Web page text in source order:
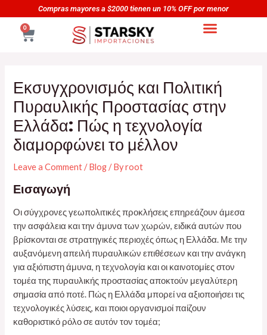
to
content
Compras mayores a $2000 tienen un 10% OFF por menor
0
CART
Εκσυγχρονισμός και Πολιτική
Πυραυλικής Προστασίας στην
Ελλάδα: Πώς η τεχνολογία
διαμορφώνει το μέλλον
Leave a Comment /Blog/ Byroot
Εισαγωγή
Οι σύγχρονες γεωπολιτικές προκλήσεις επηρεάζουν άμεσα
την ασφάλεια και την άμυνα των χωρών, ειδικά αυτών που
βρίσκονται σε στρατηγικές περιοχές όπως η Ελλάδα. Με την
αυξανόμενη απειλή πυραυλικών επιθέσεων και την ανάγκη
για αξιόπιστη άμυνα, η τεχνολογία και οι καινοτομίες στον
τομέα της πυραυλικής προστασίας αποκτούν μεγαλύτερη
σημασία από ποτέ. Πώς η Ελλάδα μπορεί να αξιοποιήσει τις
τεχνολογικές λύσεις, και ποιοι οργανισμοί παίζουν
καθοριστικό ρόλο σε αυτόν τον τομέα;
Navegación
de
entradas